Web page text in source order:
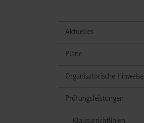
Aktuelles
Pläne
Organisatorische Hinweise
Prüfungsleistungen
Klausurrichtlinien